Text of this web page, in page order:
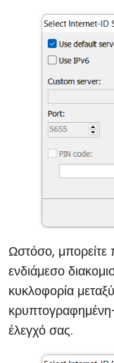
Ωστόσο, μπορείτε
ενδιάμεσο
κυκλοφορία
έλεγχό σας.